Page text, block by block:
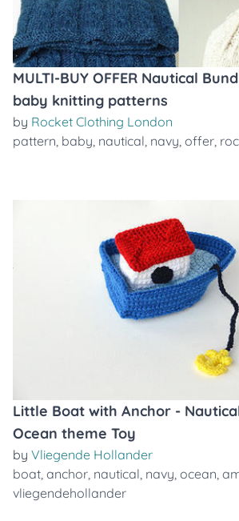
MULTI-BUY OFFER Nautical
baby knitting patterns
by Rocket Clothing London
pattern, baby, nautical, navy, offer,
Little Boat with Anchor -
Ocean theme Toy
by Vliegende Hollander
boat, anchor, nautical, navy, ocean,
vliegendehollander